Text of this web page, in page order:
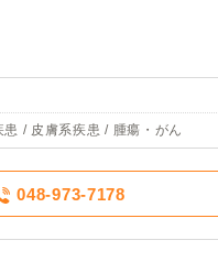
患 / 皮膚系疾患 / 腫瘍・がん
048-973-7178